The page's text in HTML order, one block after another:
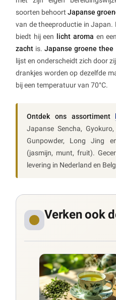
soorten behoortJapanse
van de theeproductie in Japan.
biedt hij een
licht aroma en
zacht is.Japanse groene thee
lijst en onderscheidt zich door
drankjes worden op dezelfde
bij een temperatuur van 70°C.
Ontdek ons assortiment
Japanse Sencha,
Gunpowder, Long Jing
(jasmijn, munt, fruit).
levering in Nederland en
Verken ook